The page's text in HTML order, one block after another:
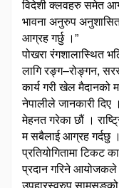
विदेशी क्लवहरु समेत
भावना अनुरुप अनुशासित
आग्रह गर्छु ।”
पोखरा रंगशालास्थित
लागि रङ्ग–रोङ्गन,
कार्य गरी खेल मैदानको
नेपालीले जानकारी
मेहनत गरेका छौं ।
म सबैलाई आग्रह गर्दछु
प्रतियोगितामा टिकट
प्रदान गरिने
उपहारस्वरुप सामसुङको